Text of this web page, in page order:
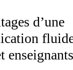
d’une
enseignants